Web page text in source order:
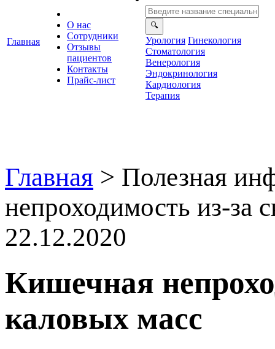
Главная
О нас
Сотрудники
Отзывы
ациенто
Контакты
Прайс-лист
Урология Гинекология
Стоматология
енерология
Эндокринология
Кардиология
Терапия
Главная > Полезная
непроходимость из-за
22.12.2020
Кишечная
каловых масс